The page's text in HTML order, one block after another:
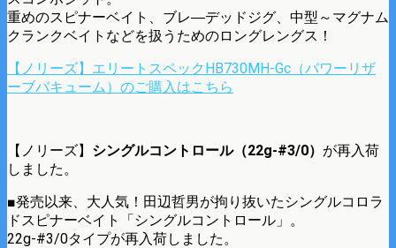
重めのスピナーベイト、ブレ―デッドジグ、中型～マグナム
クランクベイトなどを扱うためのロングレングス！
【ノリーズ】エリートスペックHB730MH-Gc（パワーリザ
ーブバキューム）のご購入はこちら
【ノリーズ】 シングルコントロール（22g-#3/0） が再入荷
しました。
■発売以来、大人気！田辺哲男が拘り抜いたシングルコロラ
ドスピナーベイト「シングルコントロール」。
22g-#3/0タイプが再入荷しました。